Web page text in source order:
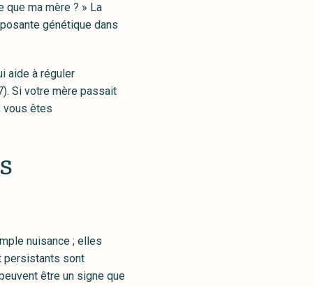
que ma mère ? » La
génétique dans
aide à réguler
Si votre mère passait
vous êtes
nuisance ; elles
persistants sont
être un signe que